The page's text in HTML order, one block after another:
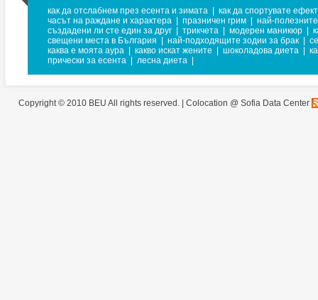
как да отслабнем през есента и зимата
как да спортувате
часът на раждане и характера
празничен грим
най-
създадени ли сте един за друг
трикчета модерен маникюр
свещени места в България
най-подходящите зодии за брак
каква е моята аура
какво искат жените шоколадова диета
прически за есента
лесна диета
Copyright © 2010 BEU All rights reserved. | Colocation @ Sofia Data Center